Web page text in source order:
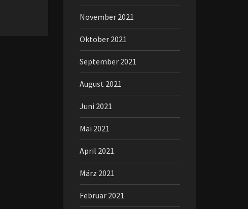
November 2021
Oktober 2021
September 2021
August 2021
Juni 2021
Mai 2021
April 2021
März 2021
Februar 2021